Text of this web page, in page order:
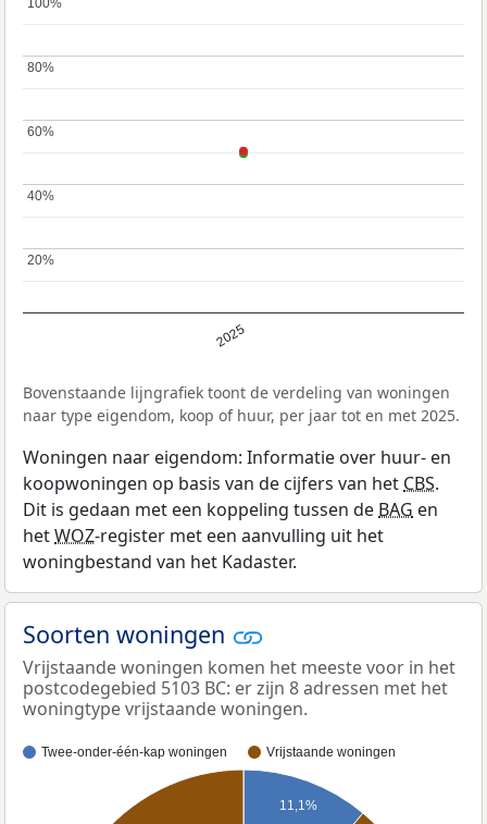
2025
20%
20%
40%
40%
60%
60%
80%
80%
Bovenstaande lijngrafiek toont de verdeling van woningen
naar type eigendom, koop of huur, per jaar tot en met 2025.
Woningen naar eigendom: Informatie over huur- en
koopwoningen op basis van de cijfers van het CBS.
Dit is gedaan met een koppeling tussen de BAG en
hetWOZ-register met een aanvulling uit het
woningbestand van het Kadaster.
Soorten woningen
Vrijstaande woningen komen het meeste voor in het
postcodegebied 5103 BC: er zijn 8 adressen met het
woningtype vrijstaande woningen.
Twee-onder-één-kap woningen Vrijstaande woningen
11,1%